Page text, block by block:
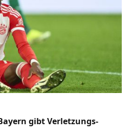
gibt Verletzungs-